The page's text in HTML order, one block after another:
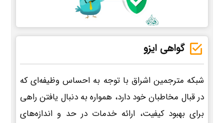
گواهی ایزو
شبکه مترجمین اشراق با توجه به احساس وظیفه‌ای که
در قبال مخاطبان خود دارد، همواره به دنبال یافتن راهی
برای بهبود کیفیت، ارائه خدمات در حد و اندازه‌های